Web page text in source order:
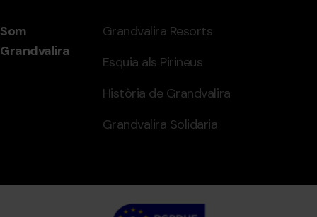
Som
Grandvalira
Grandvalira Resorts
Esquia als Pirineus
Història de Grandvalira
Grandvalira Solidaria